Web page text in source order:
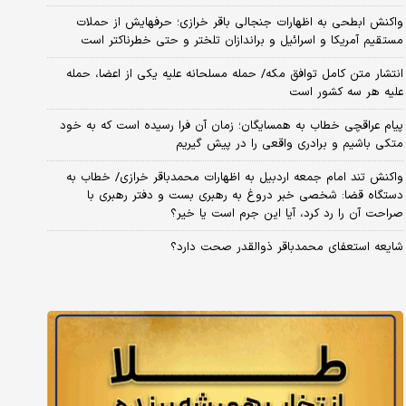
واکنش ابطحی به اظهارات جنجالی باقر خرازی؛ حرفهایش از حملات
مستقیم آمریکا و اسرائیل و براندازان تلختر و حتی خطرناکتر است
انتشار متن کامل توافق مکه/ حمله مسلحانه علیه یکی از اعضا، حمله
علیه هر سه کشور است
پیام عراقچی خطاب به همسایگان؛ زمان آن فرا رسیده است که به خود
متکی باشیم و برادری واقعی را در پیش گیریم
واکنش تند امام جمعه اردبیل به اظهارات محمدباقر خرازی/ خطاب به
دستگاه قضا: شخصی خبر دروغ به رهبری بست و دفتر رهبری با
صراحت آن را رد کرد، آیا این جرم است یا خیر؟
شایعه استعفای محمدباقر ذوالقدر صحت دارد؟